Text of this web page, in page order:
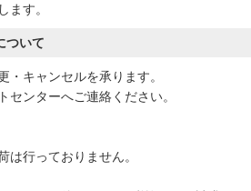
ます。
ついて
・キャンセルを承ります。
センターへご連絡ください。
行っておりません。